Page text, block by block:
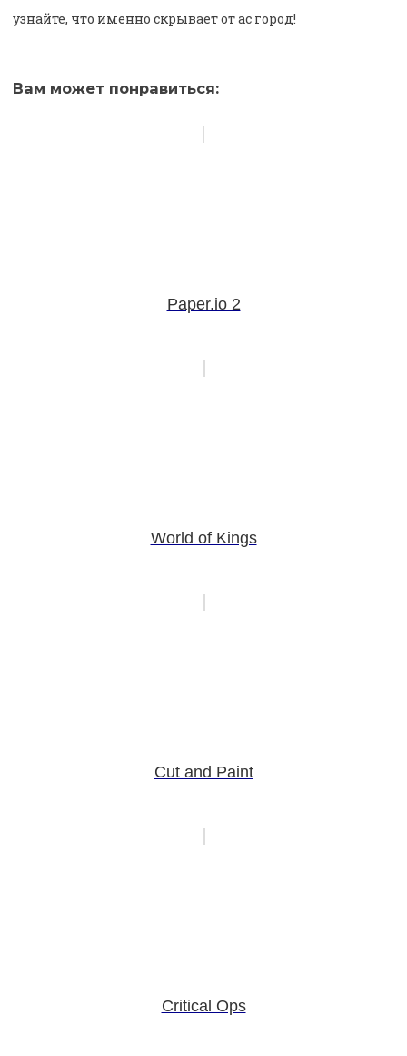
узнайте, что именно скрывает от ас город!
Вам может понравиться:
Paper.io 2
World of Kings
Cut and Paint
Critical Ops